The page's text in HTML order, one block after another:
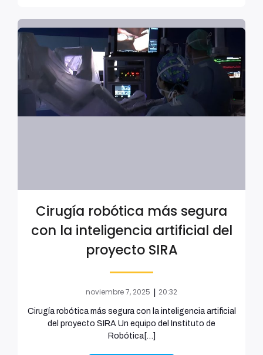
Cirugía robótica más segura
con la inteligencia artificial del
proyecto SIRA
noviembre 7, 2025 | 20:32
Cirugía robótica más segura con la inteligencia artificial
del proyecto SIRA Un equipo del Instituto de
Robótica[…]